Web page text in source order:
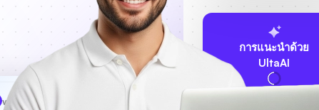
การแนะนำด้วย
UltaAI
www MyCafe